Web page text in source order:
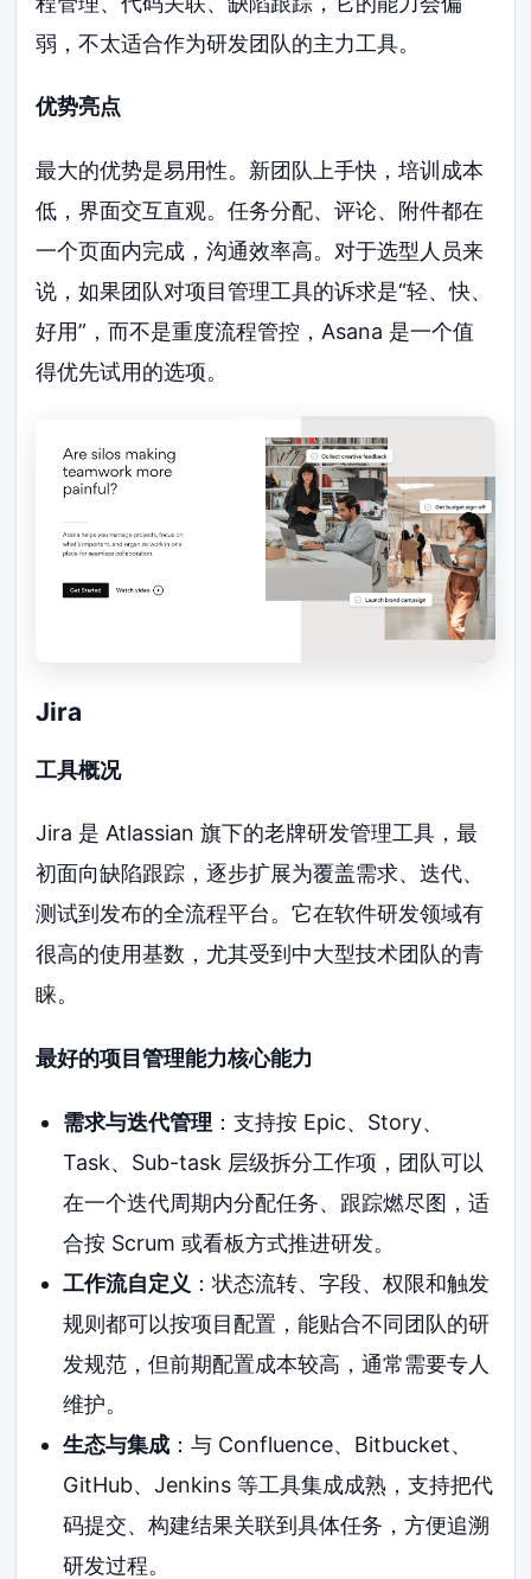
弱，不太适合作为研发团队的主力工具。
优势亮点
最大的优势是易用性。新团队上手快，培训成本
低，界面交互直观。任务分配、评论、附件都在
一个页面内完成，沟通效率高。对于选型人员来
说，如果团队对项目管理工具的诉求是“轻、快、
好用”，而不是重度流程管控，Asana 是一个值
得优先试用的选项。
Jira
工具概况
Jira 是 Atlassian 旗下的老牌研发管理工具，最
初面向缺陷跟踪，逐步扩展为覆盖需求、迭代、
测试到发布的全流程平台。它在软件研发领域有
很高的使用基数，尤其受到中大型技术团队的青
睐。
最好的项目管理能力核心能力
需求与迭代管理 ：支持按 Epic、Story、
Task、Sub-task 层级拆分工作项，团队可以
在一个迭代周期内分配任务、跟踪燃尽图，适
合按 Scrum 或看板方式推进研发。
工作流自定义 ：状态流转、字段、权限和触发
规则都可以按项目配置，能贴合不同团队的研
发规范，但前期配置成本较高，通常需要专人
维护。
生态与集成：与 Confluence、Bitbucket、
GitHub、Jenkins 等工具集成成熟，支持把代
码提交、构建结果关联到具体任务，方便追溯
研发过程。